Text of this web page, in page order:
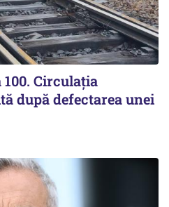
Circulația
după defectarea unei